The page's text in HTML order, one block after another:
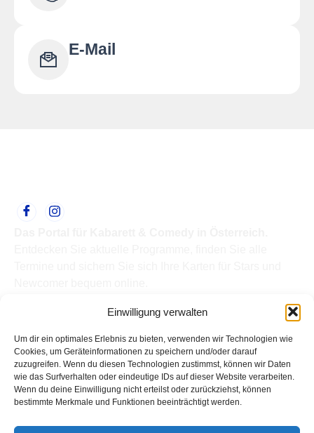
Einwilligung verwalten
Um dir ein optimales Erlebnis zu bieten, verwenden wir Technologien wie
Cookies, um Geräteinformationen zu speichern und/oder darauf
zuzugreifen. Wenn du diesen Technologien zustimmst, können wir Daten
wie das Surfverhalten oder eindeutige IDs auf dieser Website verarbeiten.
Wenn du deine Einwilligung nicht erteilst oder zurückziehst, können
bestimmte Merkmale und Funktionen beeinträchtigt werden.
E-Mail
Termine
Kabarettisten
Spielorte
Top Links
Kabarettisten in Österreich: Aktuelle Stars & Programme